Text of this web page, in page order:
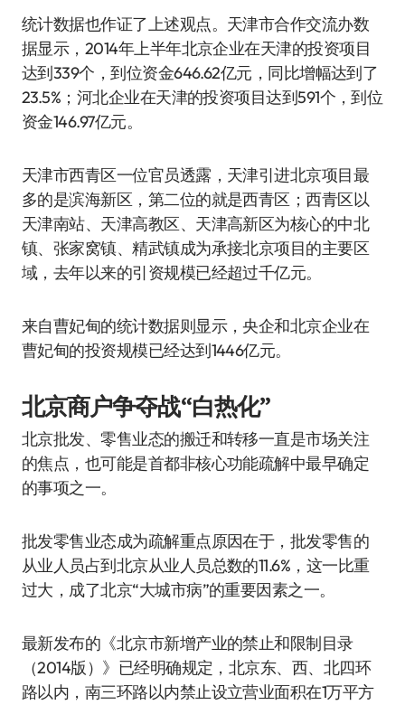
统计数据也作证了上述观点。天津市合作交流办数
据显示，2014年上半年北京企业在天津的投资项目
达到339个，到位资金646.62亿元，同比增幅达到了
23.5%；河北企业在天津的投资项目达到591个，到位
资金146.97亿元。
天津市西青区一位官员透露，天津引进北京项目最
多的是滨海新区，第二位的就是西青区；西青区以
天津南站、天津高教区、天津高新区为核心的中北
镇、张家窝镇、精武镇成为承接北京项目的主要区
域，去年以来的引资规模已经超过千亿元。
来自曹妃甸的统计数据则显示，央企和北京企业在
曹妃甸的投资规模已经达到1446亿元。
北京商户争夺战“白热化”
北京批发、零售业态的搬迁和转移一直是市场关注
的焦点，也可能是首都非核心功能疏解中最早确定
的事项之一。
批发零售业态成为疏解重点原因在于，批发零售的
从业人员占到北京从业人员总数的11.6%，这一比重
过大，成了北京“大城市病”的重要因素之一。
最新发布的《北京市新增产业的禁止和限制目录
（2014版）》已经明确规定，北京东、西、北四环
路以内，南三环路以内禁止设立营业面积在1万平方